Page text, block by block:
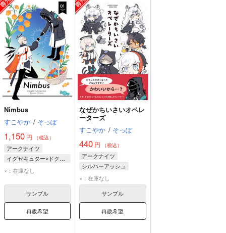
Nimbus
すこやか / そっぽ
1,150 円 （税込）
アークナイツ
イグゼキュター×ドクター
イグゼキュター
×：在庫なし
サンプル
再販希望
なぜかちいさいオペレ
ーターズ
すこやか / そっぽ
440 円 （税込）
アークナイツ
シルバーアッシュ
ファントム
×：在庫なし
サンプル
再販希望